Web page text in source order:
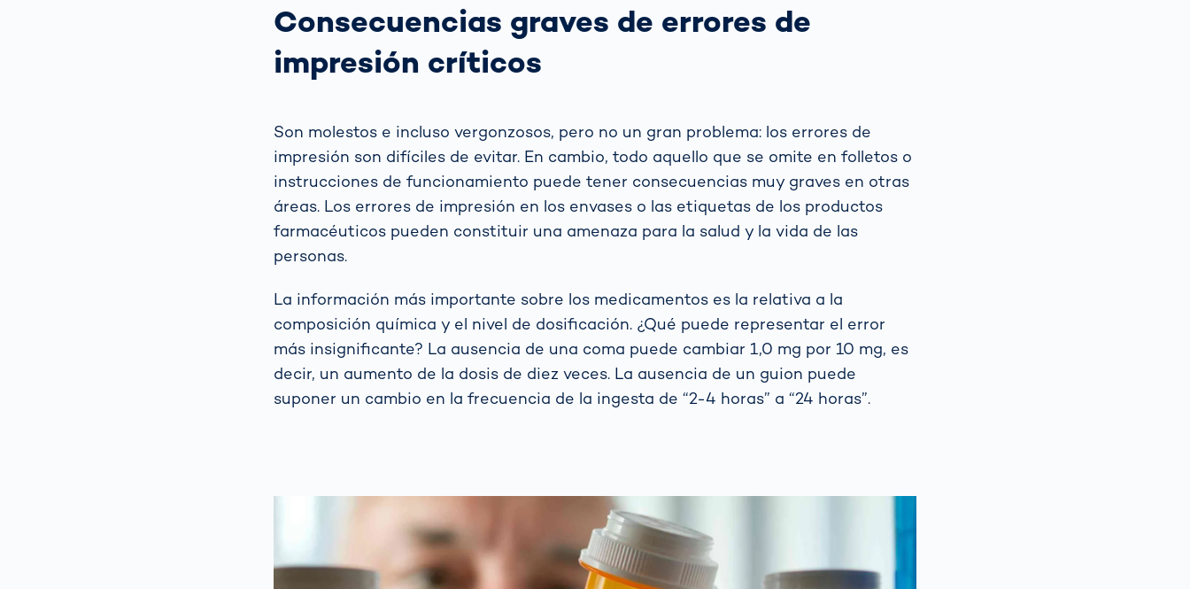
Consecuencias graves de errores de
impresión críticos
Son molestos e incluso vergonzosos, pero no un gran problema: los errores de
impresión son difíciles de evitar. En cambio, todo aquello que se omite en folletos o
instrucciones de funcionamiento puede tener consecuencias muy graves en otras
áreas. Los errores de impresión en los envases o las etiquetas de los productos
farmacéuticos pueden constituir una amenaza para la salud y la vida de las
personas.
La información más importante sobre los medicamentos es la relativa a la
composición química y el nivel de dosificación. ¿Qué puede representar el error
más insignificante? La ausencia de una coma puede cambiar 1,0 mg por 10 mg, es
decir, un aumento de la dosis de diez veces. La ausencia de un guion puede
suponer un cambio en la frecuencia de la ingesta de “2-4 horas” a “24 horas”.